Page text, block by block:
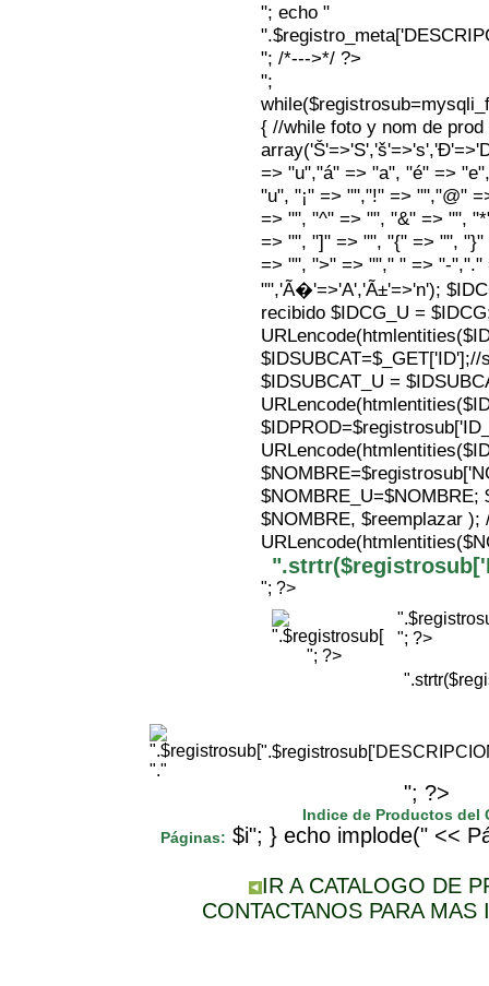
"; echo "
"; /*--->*/ ?>
";
{ //while foto y nom de
=> "u","á" => "a", "é" =>
"u", "¡" => "","!" => "","@"
=> "", "^" => "", "&" => "",
=> "", "]" => "", "{" => "",
=> "", ">" => ""," " => "-","."
"",'Ã�'=>'A','Ã±'=>'n');
recibido $IDCG_U =
$IDSUBCAT_U =
$NOMBRE, $reemplazar );
"; ?>
"; ?>
"; ?>
"."
"; ?>
Indice de Productos del
Páginas: $i"; } echo implode(" <<
IR A CATALOGO DE
CONTACTANOS PARA